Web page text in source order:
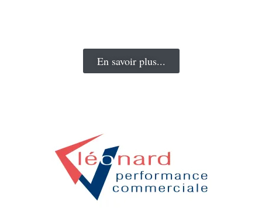
En savoir plus...
L'accompagnement qui va sur le terrain. Vous êtes
dirigeants, vous le savez mieux que quiconque : le
facteur humain est prépondérant. Avant de vendre des
produits, on vend d'abord à des personnes. Dans la
vente, la seule réalité qui compte est celle du terrain.
L'écoute instaure une relation de confiance.